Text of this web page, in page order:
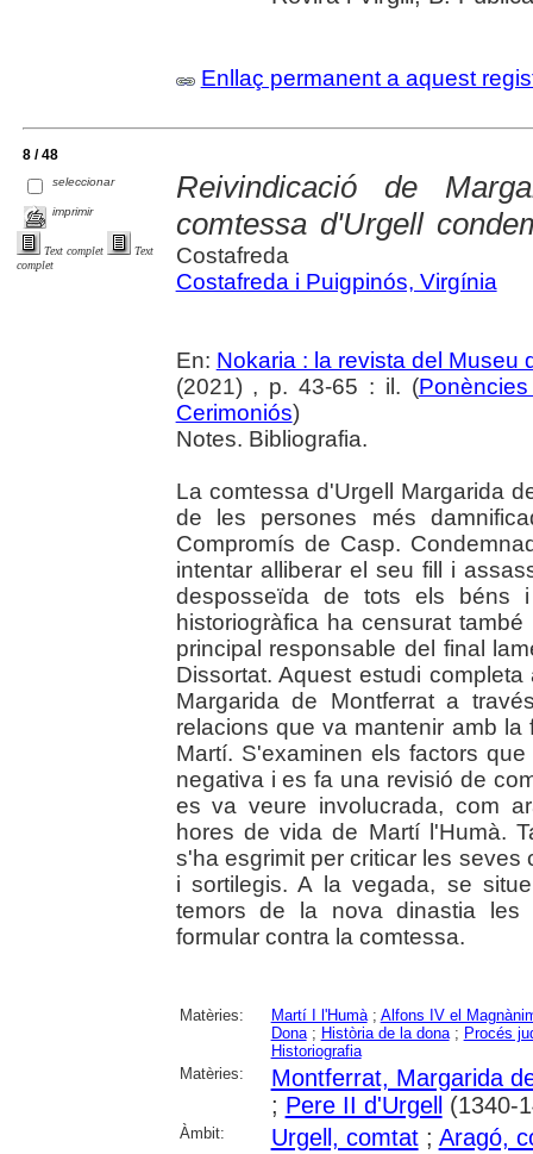
Enllaç permanent a aquest
8 / 48
seleccionar
imprimir
Text complet
Text
complet
Reivindicació de
comtessa d'Urgell
Costafreda
Costafreda i Puigpinós, Virgínia
En: Nokaria : la revista del Museu
(2021) , p. 43-65 : il. (
Cerimoniós)
Notes. Bibliografia.
La comtessa d'Urgell Margarida
de les persones més
Compromís de Casp.
intentar alliberar el seu fill i
desposseïda de tots els béns
historiogràfica ha censurat
principal responsable del final
Dissortat. Aquest estudi
Margarida de Montferrat a
relacions que va mantenir amb
Martí. S'examinen els factors
negativa i es fa una revisió de
es va veure involucrada, com
hores de vida de Martí l'Humà.
s'ha esgrimit per criticar les seves
i sortilegis. A la vegada, se
temors de la nova dinastia
formular contra la comtessa.
Matèries: Martí I l'Humà; Alfons IV el
Dona; Història de la dona; Procés
Historiografia
Matèries:
Montferrat, Margarida
; Pere II d'Urgell (1340-
Àmbit: Urgell, comtat; Aragó,